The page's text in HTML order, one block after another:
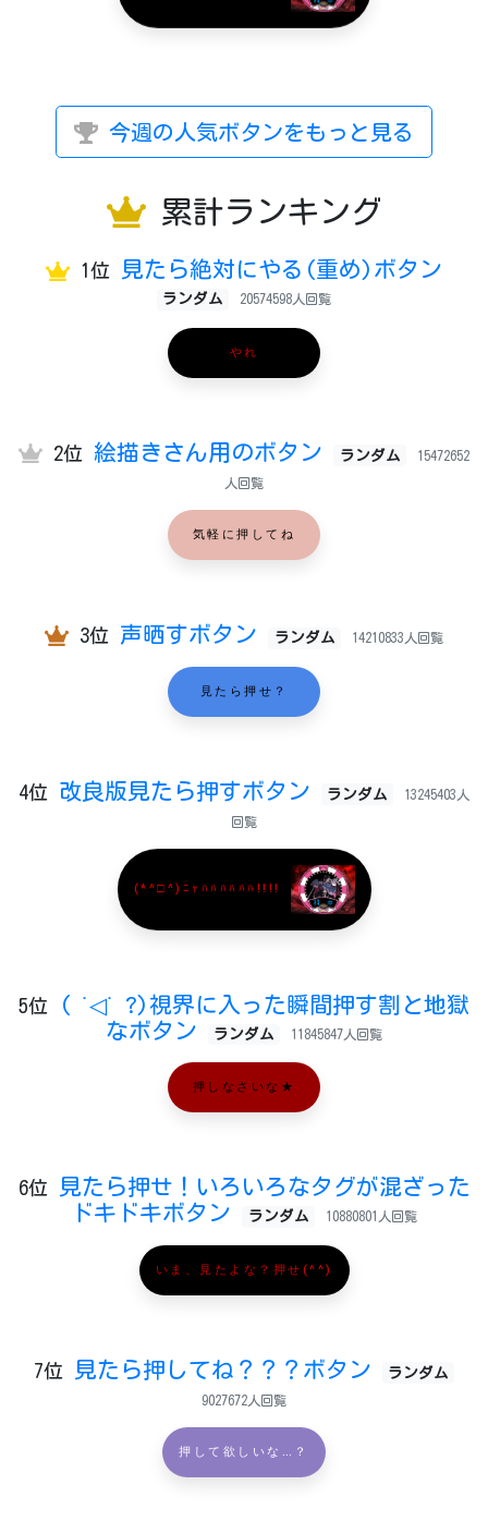
今週の人気ボタンをもっと見る
累計ランキング
1位 見たら絶対にやる(重め)ボタン
ランダム 20574598人回覧
やれ
2位 絵描きさん用のボタン ランダム 15472652
人回覧
気軽に押してね
3位 声晒すボタン ランダム 14210833人回覧
見たら押せ？
4位 改良版見たら押すボタン ランダム 13245403人
回覧
(*^□^)ﾆｬﾊﾊﾊﾊﾊﾊ!!!!
5位
( ˙◁˙ ?)視界に入った瞬間押す割と地獄
なボタン
ランダム 11845847人回覧
押しなさいな★
6位
見たら押せ！いろいろなタグが混ざった
ドキドキボタン
ランダム 10880801人回覧
いま、見たよな？押せ(^^)
7位 見たら押してね？？？ボタン ランダム
9027672人回覧
押して欲しいな…？